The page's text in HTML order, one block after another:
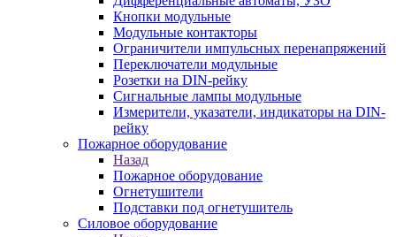
Кнопки модульные
Модульные контакторы
Ограничители импульсных перенапряжений
Переключатели модульные
Розетки на DIN-рейку
Сигнальные лампы модульные
Измерители, указатели, индикаторы на DIN-
рейку
Пожарное оборудование
Назад
Пожарное оборудование
Огнетушители
Подставки под огнетушитель
Силовое оборудование